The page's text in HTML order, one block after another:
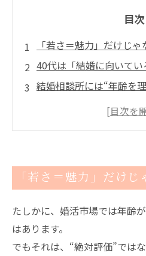
目次
「若さ＝魅力」だけじ
40代は「結婚に向いてい
結婚相談所には“年齢を
「選ばれるか」より「選
ご成婚者様の幸せな声一
こんな婚活のお悩みあり
表彰メディア掲載歴
1年以内のご成婚なら結
婚活経験者がサポー
「若さ＝魅力」だけ
たしかに、婚活市場では年齢
はあります。
でもそれは、“絶対評価”ではな